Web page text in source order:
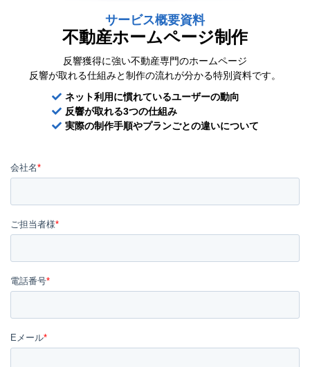
サービス概要資料
不動産ホームページ制作
反響獲得に強い不動産専門のホームページ
反響が取れる仕組みと制作の流れが分かる特別資料です。
ネット利用に慣れているユーザーの動向
反響が取れる3つの仕組み
実際の制作手順やプランごとの違いについて